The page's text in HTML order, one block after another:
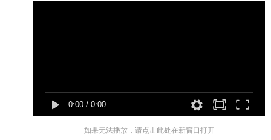
0:00 / 0:00
如果无法播放，请点击此处在新窗口打开